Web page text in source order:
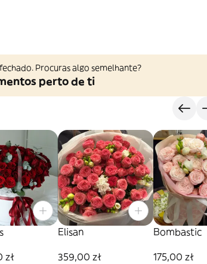
Procuras algo semelhante?
perto de ti
zł
Elisan
359,00 zł
Bombastic
175,00 zł